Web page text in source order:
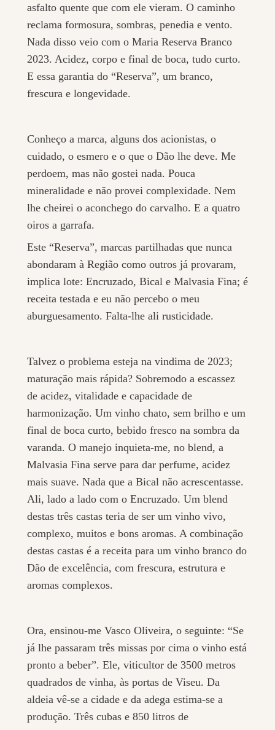
asfalto quente que com ele vieram. O caminho
reclama formosura, sombras, penedia e vento.
Nada disso veio com o Maria Reserva Branco
2023. Acidez, corpo e final de boca, tudo curto.
E essa garantia do “Reserva”, um branco,
frescura e longevidade.
Conheço a marca, alguns dos acionistas, o
cuidado, o esmero e o que o Dão lhe deve. Me
perdoem, mas não gostei nada. Pouca
mineralidade e não provei complexidade. Nem
lhe cheirei o aconchego do carvalho. E a quatro
oiros a garrafa.
Este “Reserva”, marcas partilhadas que nunca
abondaram à Região como outros já provaram,
implica lote: Encruzado, Bical e Malvasia Fina; é
receita testada e eu não percebo o meu
aburguesamento. Falta-lhe ali rusticidade.
Talvez o problema esteja na vindima de 2023;
maturação mais rápida? Sobremodo a escassez
de acidez, vitalidade e capacidade de
harmonização. Um vinho chato, sem brilho e um
final de boca curto, bebido fresco na sombra da
varanda. O manejo inquieta-me, no blend, a
Malvasia Fina serve para dar perfume, acidez
mais suave. Nada que a Bical não acrescentasse.
Ali, lado a lado com o Encruzado. Um blend
destas três castas teria de ser um vinho vivo,
complexo, muitos e bons aromas. A combinação
destas castas é a receita para um vinho branco do
Dão de excelência, com frescura, estrutura e
aromas complexos.
Ora, ensinou-me Vasco Oliveira, o seguinte: “Se
já lhe passaram três missas por cima o vinho está
pronto a beber”. Ele, viticultor de 3500 metros
quadrados de vinha, às portas de Viseu. Da
aldeia vê-se a cidade e da adega estima-se a
produção. Três cubas e 850 litros de